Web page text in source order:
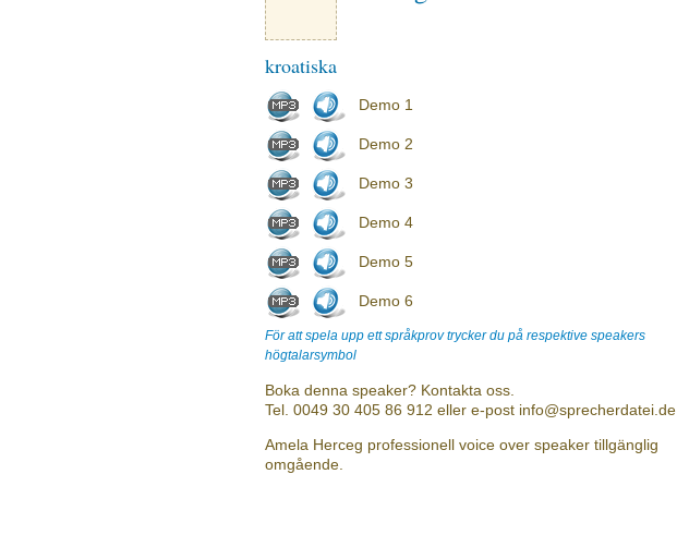
kroatiska
Demo 1
Demo 2
Demo 3
Demo 4
Demo 5
Demo 6
För att spela upp ett språkprov trycker du på respektive speakers
högtalarsymbol
Boka denna speaker? Kontakta oss.
Tel. 0049 30 405 86 912 eller e-post info@sprecherdatei.de
Amela Herceg professionell voice over speaker tillgänglig
omgående.